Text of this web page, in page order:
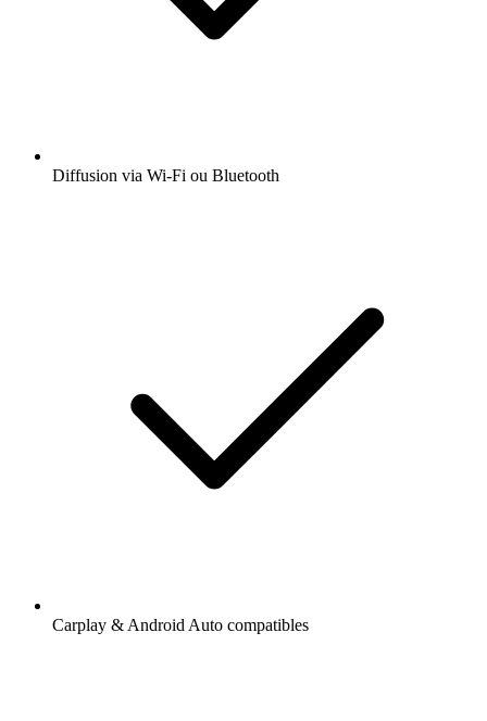
Diffusion via Wi-Fi ou Bluetooth
Carplay & Android Auto compatibles